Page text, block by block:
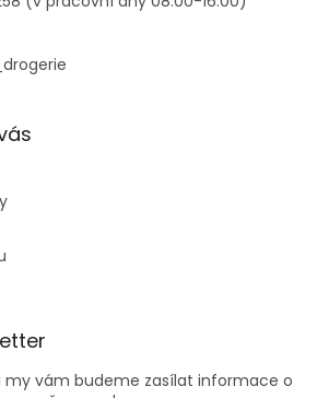
my vám budeme zasílat informace o